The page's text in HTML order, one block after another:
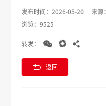
发布时间：2026-05-20 来源
浏览：9525
转发：   
 返回